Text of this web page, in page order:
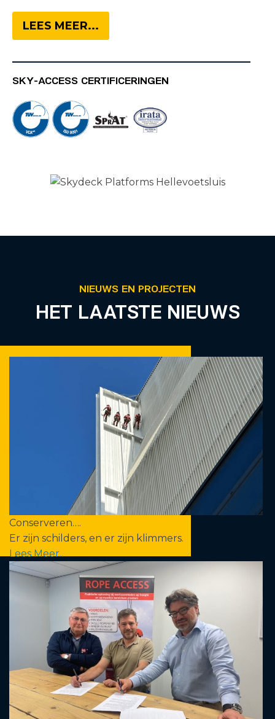
LEES MEER...
SKY-ACCESS CERTIFICERINGEN
NIEUWS EN PROJECTEN
HET LAATSTE NIEUWS
Conserveren….
Er zijn schilders, en er zijn klimmers.
Lees Meer..